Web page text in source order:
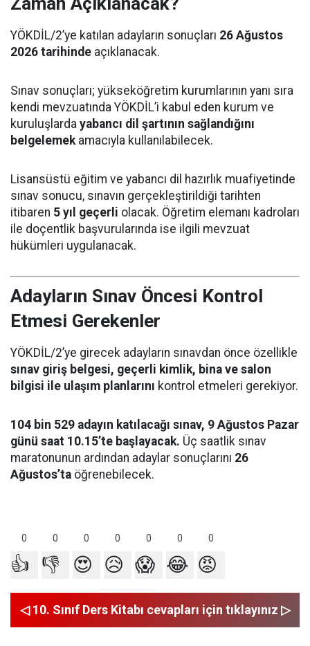
YÖKDİL/2’ye katılan adayların sonuçları 26 Ağustos
2026 tarihinde açıklanacak.
Sınav sonuçları; yükseköğretim kurumlarının yanı sıra
kendi mevzuatında YÖKDİL’i kabul eden kurum ve
kuruluşlarda yabancı dil şartının sağlandığını
belgelemekamacıyla kullanılabilecek.
Lisansüstü eğitim ve yabancı dil hazırlık muafiyetinde
sınav sonucu, sınavın gerçekleştirildiği tarihten
itibaren 5 yıl geçerli olacak. Öğretim elemanı kadroları
ile doçentlik başvurularında ise ilgili mevzuat
hükümleri uygulanacak.
Adayların Sınav Öncesi Kontrol
Etmesi Gerekenler
YÖKDİL/2’ye girecek adayların sınavdan önce özellikle
sınav giriş belgesi, geçerli kimlik, bina ve salon
bilgisi ile ulaşım planlarını kontrol etmeleri gerekiyor.
104 bin 529 adayın katılacağı sınav, 9 Ağustos Pazar
günü saat 10.15’te başlayacak. Üç saatlik sınav
maratonunun ardından adaylar sonuçlarını 26
Ağustos’ta öğrenebilecek.
0 0 0 0 0 0 0
👍 👎 😍 😥 😱 😂 😡
◁ 10. Sınıf Ders Kitabı cevapları için tıklayınız ▷